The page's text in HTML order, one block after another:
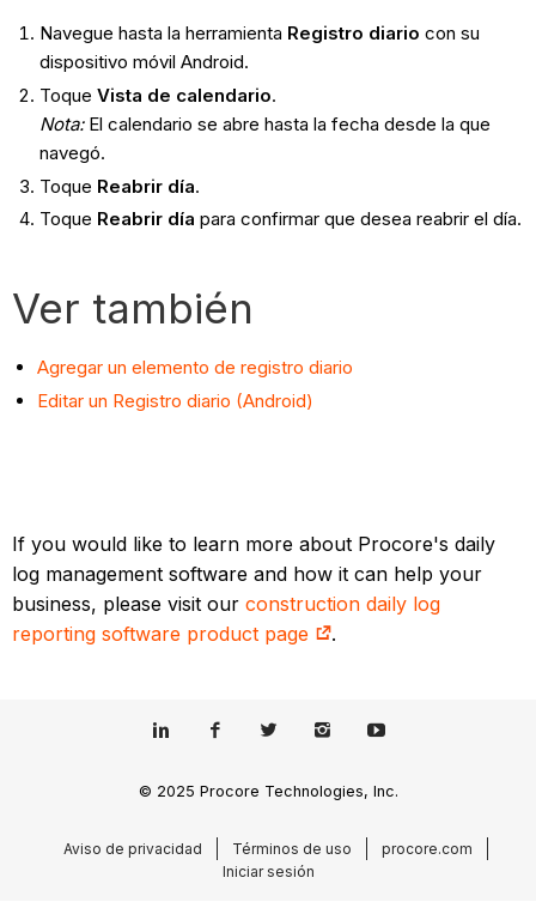
Navegue hasta la herramienta Registro diario con su
dispositivo móvil Android.
Toque Vista de calendario.
Nota:El calendario se abre hasta la fecha desde la que
navegó.
Toque Reabrir día.
Toque Reabrir día para confirmar que desea reabrir el día.
Ver también
Agregar un elemento de registro diario
Editar un Registro diario (Android)
If you would like to learn more about Procore's daily
log management software and how it can help your
business, please visit ourconstruction daily log
reporting software product page
.
© 2025 Procore Technologies, Inc.
Aviso de privacidad Términos de uso
procore.com
Iniciar sesión